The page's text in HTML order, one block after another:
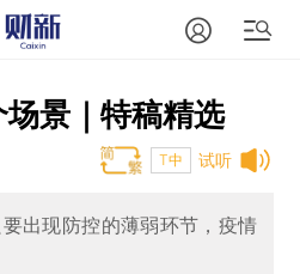
景｜特稿精选
试听
T中
出现防控的薄弱环节，疫情